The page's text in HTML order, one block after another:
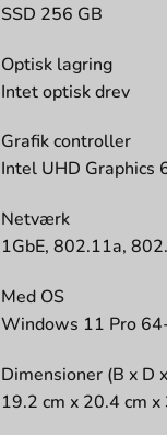
SSD 256 GB
Optisk lagring
Intet optisk drev
Grafik controller
Intel UHD Graphics
Netværk
1GbE, 802.11a,
Med OS
Windows 11 Pro
Dimensioner (B x D
19.2 cm x 20.4 cm x